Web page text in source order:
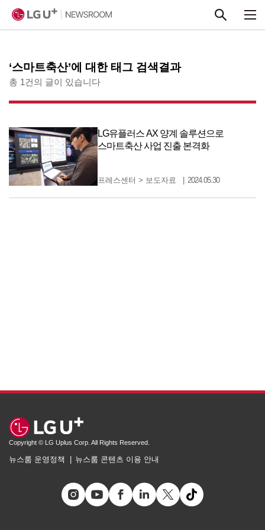
‘스마트축산’에 대한 태그 검색결과
총 1건의 글이 있습니다
LG유플러스 AX 양계 솔루션으로
스마트축산 사업 진출 본격화
프레스센터 > 보도자료 2024.05.30
Copyright © LG Uplus Corp. All Rights Reserved.
뉴스룸 운영정책 뉴스룸 콘텐츠 이용 안내